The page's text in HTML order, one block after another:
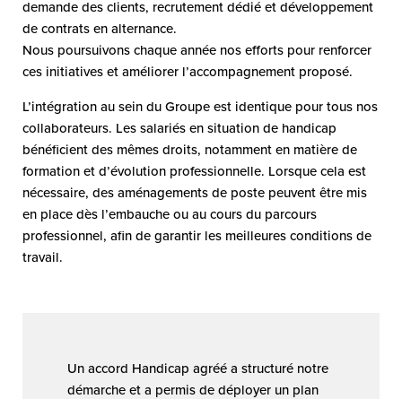
demande des clients, recrutement dédié et développement
de contrats en alternance.
Nous poursuivons chaque année nos efforts pour renforcer
ces initiatives et améliorer l’accompagnement proposé.
L’intégration au sein du Groupe est identique pour tous nos
collaborateurs. Les salariés en situation de handicap
bénéficient des mêmes droits, notamment en matière de
formation et d’évolution professionnelle. Lorsque cela est
nécessaire, des aménagements de poste peuvent être mis
en place dès l’embauche ou au cours du parcours
professionnel, afin de garantir les meilleures conditions de
travail.
Un accord Handicap agréé a structuré notre
démarche et a permis de déployer un plan